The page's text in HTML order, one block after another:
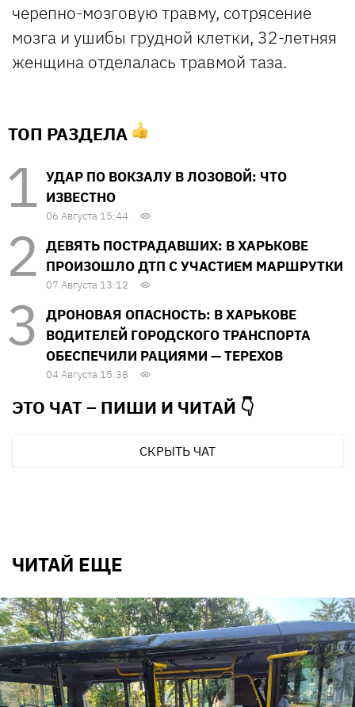
черепно-мозговую травму, сотрясение
мозга и ушибы грудной клетки, 32-летняя
женщина отделалась травмой таза.
ТОП РАЗДЕЛА
УДАР ПО ВОКЗАЛУ В ЛОЗОВОЙ: ЧТО
ИЗВЕСТНО
06 Августа 15:44
ДЕВЯТЬ ПОСТРАДАВШИХ: В ХАРЬКОВЕ
ПРОИЗОШЛО ДТП С УЧАСТИЕМ МАРШРУТКИ
07 Августа 13:12
ДРОНОВАЯ ОПАСНОСТЬ: В ХАРЬКОВЕ
ВОДИТЕЛЕЙ ГОРОДСКОГО ТРАНСПОРТА
ОБЕСПЕЧИЛИ РАЦИЯМИ — ТЕРЕХОВ
04 Августа 15:38
ЭТО ЧАТ – ПИШИ И ЧИТАЙ 👇
СКРЫТЬ ЧАТ
ЧИТАЙ ЕЩЕ